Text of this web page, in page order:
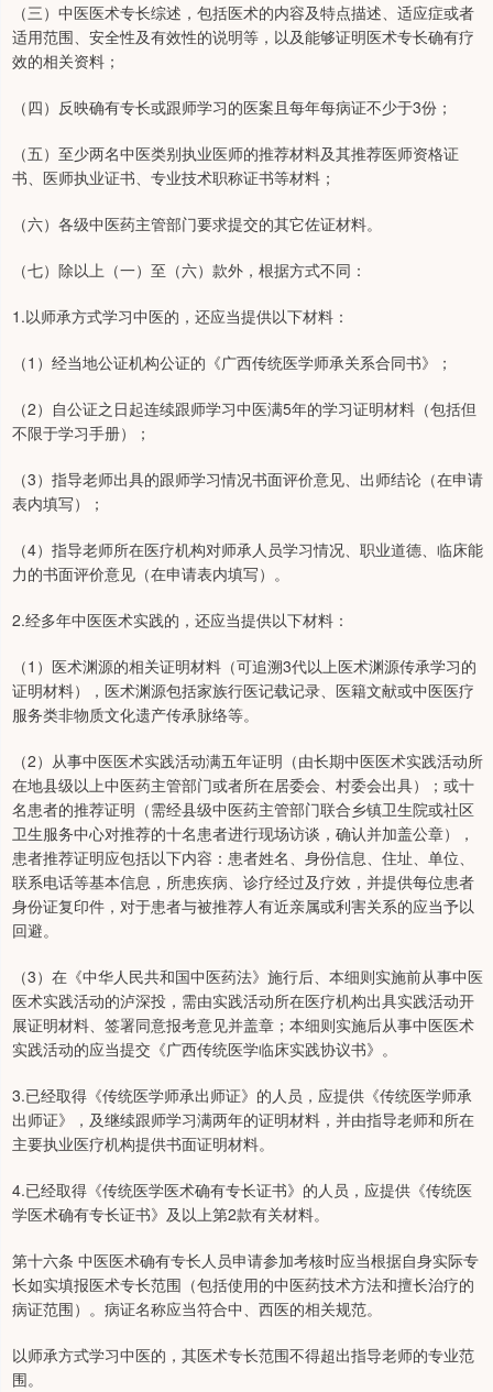
（三）中医医术专长综述，包括医术的内容及特点描述、适应症或者
适用范围、安全性及有效性的说明等，以及能够证明医术专长确有疗
效的相关资料；
（四）反映确有专长或跟师学习的医案且每年每病证不少于3份；
（五）至少两名中医类别执业医师的推荐材料及其推荐医师资格证
书、医师执业证书、专业技术职称证书等材料；
（六）各级中医药主管部门要求提交的其它佐证材料。
（七）除以上（一）至（六）款外，根据方式不同：
1.以师承方式学习中医的，还应当提供以下材料：
（1）经当地公证机构公证的《广西传统医学师承关系合同书》；
（2）自公证之日起连续跟师学习中医满5年的学习证明材料（包括但
不限于学习手册）；
（3）指导老师出具的跟师学习情况书面评价意见、出师结论（在申请
表内填写）；
（4）指导老师所在医疗机构对师承人员学习情况、职业道德、临床能
力的书面评价意见（在申请表内填写）。
2.经多年中医医术实践的，还应当提供以下材料：
（1）医术渊源的相关证明材料（可追溯3代以上医术渊源传承学习的
证明材料），医术渊源包括家族行医记载记录、医籍文献或中医医疗
服务类非物质文化遗产传承脉络等。
（2）从事中医医术实践活动满五年证明（由长期中医医术实践活动所
在地县级以上中医药主管部门或者所在居委会、村委会出具）；或十
名患者的推荐证明（需经县级中医药主管部门联合乡镇卫生院或社区
卫生服务中心对推荐的十名患者进行现场访谈，确认并加盖公章），
患者推荐证明应包括以下内容：患者姓名、身份信息、住址、单位、
联系电话等基本信息，所患疾病、诊疗经过及疗效，并提供每位患者
身份证复印件，对于患者与被推荐人有近亲属或利害关系的应当予以
回避。
（3）在《中华人民共和国中医药法》施行后、本细则实施前从事中医
医术实践活动的泸深投，需由实践活动所在医疗机构出具实践活动开
展证明材料、签署同意报考意见并盖章；本细则实施后从事中医医术
实践活动的应当提交《广西传统医学临床实践协议书》。
3.已经取得《传统医学师承出师证》的人员，应提供《传统医学师承
出师证》，及继续跟师学习满两年的证明材料，并由指导老师和所在
主要执业医疗机构提供书面证明材料。
4.已经取得《传统医学医术确有专长证书》的人员，应提供《传统医
学医术确有专长证书》及以上第2款有关材料。
第十六条 中医医术确有专长人员申请参加考核时应当根据自身实际专
长如实填报医术专长范围（包括使用的中医药技术方法和擅长治疗的
病证范围）。病证名称应当符合中、西医的相关规范。
以师承方式学习中医的，其医术专长范围不得超出指导老师的专业范
围。